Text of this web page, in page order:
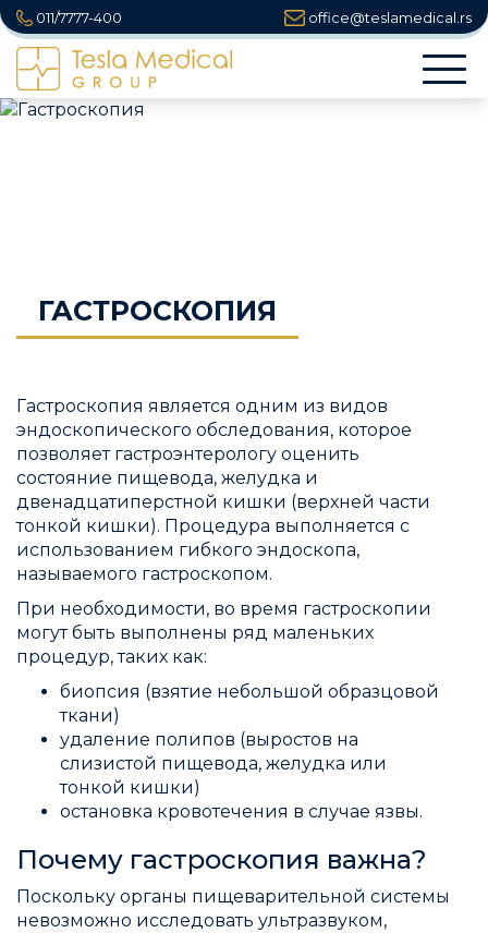
011/7777-400 office@teslamedical.rs
ГАСТРОСКОПИЯ
Гастроскопия является одним из видов
эндоскопического обследования, которое
позволяет гастроэнтерологу оценить
состояние пищевода, желудка и
двенадцатиперстной кишки (верхней части
тонкой кишки). Процедура выполняется с
использованием гибкого эндоскопа,
называемого гастроскопом.
При необходимости, во время гастроскопии
могут быть выполнены ряд маленьких
процедур, таких как:
биопсия (взятие небольшой образцовой
ткани)
удаление полипов (выростов на
слизистой пищевода, желудка или
тонкой кишки)
остановка кровотечения в случае язвы.
Почему гастроскопия важна?
Поскольку органы пищеварительной системы
невозможно исследовать ультразвуком,